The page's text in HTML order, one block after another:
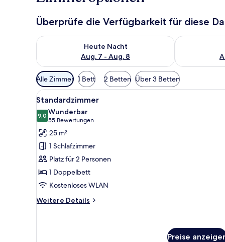
Überprüfe die Verfügbarkeit für diese
Heute Nacht
Aug. 7 - Aug. 8
Überprüfe die Verfügbarkeit für heute Nacht, Aug. 7
Überprüfe
Verfügbare
Filter
für
Zimmer
Alle Zimmer 1 Bett 2 Betten Über 3 Betten
Alle
Fotos
für
Standardzimmer
anzeigen
Ein Hotelzimmer mit einem
9
Standardzimmer
9,09,0 von 10
Wunderbar
55 Bewertungen
(55
Bewertungen)
25 m²
1 Schlafzimmer
Platz für 2 Personen
1 Doppelbett
Kostenloses WLAN
Weitere Details
Weitere
Preise